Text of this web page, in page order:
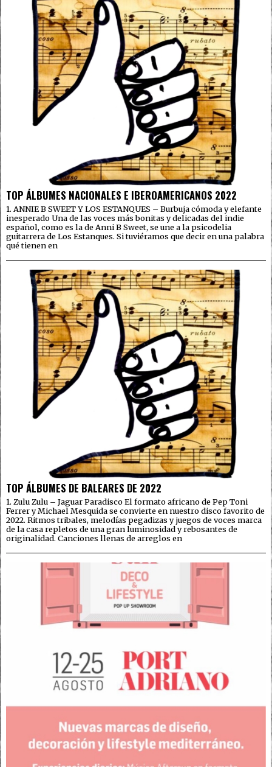
TOP ÁLBUMES NACIONALES E IBEROAMERICANOS 2022
1. ANNIE B SWEET Y LOS ESTANQUES – Burbuja cómoda y elefante
inesperado Una de las voces más bonitas y delicadas del indie
español, como es la de Anni B Sweet, se une a la psicodelia
guitarrera de Los Estanques. Si tuviéramos que decir en una palabra
qué tienen en
TOP ÁLBUMES DE BALEARES DE 2022
1. Zulu Zulu – Jaguar Paradisco El formato africano de Pep Toni
Ferrer y Michael Mesquida se convierte en nuestro disco favorito de
2022. Ritmos tribales, melodías pegadizas y juegos de voces marca
de la casa repletos de una gran luminosidad y rebosantes de
originalidad. Canciones llenas de arreglos en